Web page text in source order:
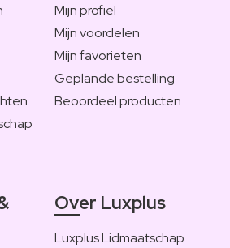
Mijn profiel
Mijn voordelen
Mijn favorieten
Geplande bestelling
Beoordeel producten
Over Luxplus
Luxplus Lidmaatschap